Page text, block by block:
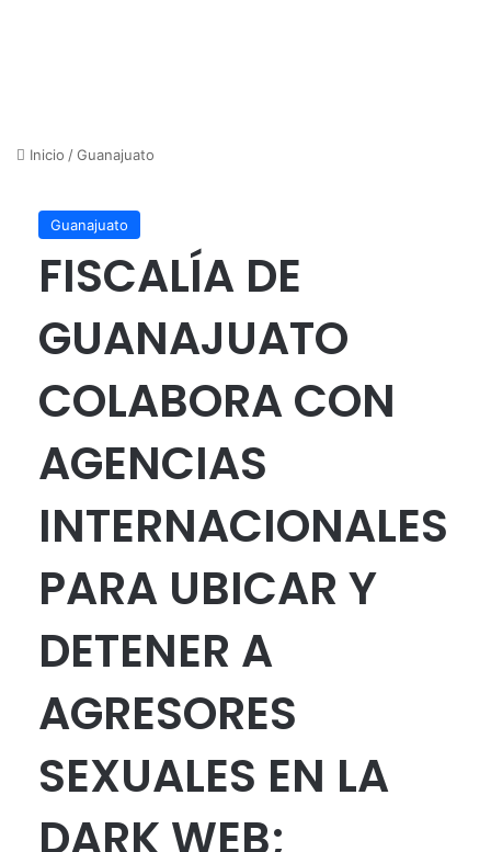
Inicio /Guanajuato
Guanajuato
FISCALÍA DE
GUANAJUATO
COLABORA CON
AGENCIAS
INTERNACIONALES
PARA UBICAR Y
DETENER A
AGRESORES
SEXUALES EN LA
DARK WEB;